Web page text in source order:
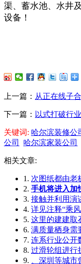
渠、蓄水池、水井
设备！
上一篇： 从正在线子
下一篇： 以式打破行
关键词: 哈尔滨装修公
公司
哈尔滨家装公司
相关文章:
1. 次图纸都由老
2. 手机将进入加
3. 接触并利用演
4. 详见注释“乘
5. 这里的建建取
6. 满质量栖身需
7. 连系行业公开
8. 过滑轮组进行
9.
、深圳等城